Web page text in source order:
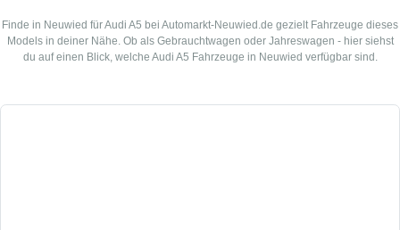
Finde in Neuwied für Audi A5 bei Automarkt-Neuwied.de gezielt Fahrzeuge dieses
Models in deiner Nähe. Ob als Gebrauchtwagen oder Jahreswagen - hier siehst
du auf einen Blick, welche Audi A5 Fahrzeuge in Neuwied verfügbar sind.